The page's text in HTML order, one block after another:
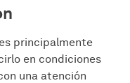
principalmente
en condiciones
una atención